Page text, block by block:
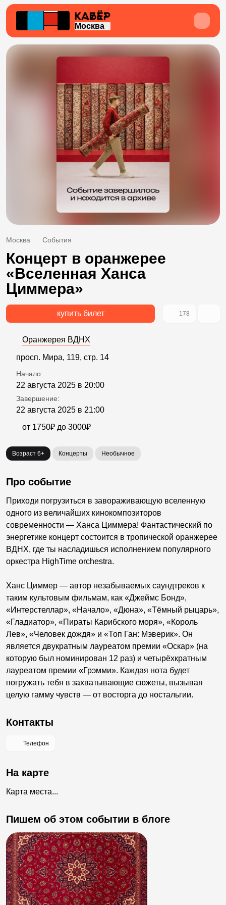
Москва
Москва События
Концерт в оранжерее
«Вселенная Ханса
Циммера»
купить билет 178
Оранжерея ВДНХ
просп. Мира, 119, стр. 14
Начало:
22 августа 2025 в 20:00
Завершение:
22 августа 2025 в 21:00
от 1750₽ до 3000₽
Возраст 6+ Концерты Необычное
Про событие
Приходи погрузиться в завораживающую вселенную
одного из величайших кинокомпозиторов
современности — Ханса Циммера! Фантастический по
энергетике концерт состоится в тропической оранжерее
ВДНХ, где ты насладишься исполнением популярного
оркестра HighTime orchestra.
Ханс Циммер — автор незабываемых саундтреков к
таким культовым фильмам, как «Джеймс Бонд»,
«Интерстеллар», «Начало», «Дюна», «Тёмный рыцарь»,
«Гладиатор», «Пираты Карибского моря», «Король
Лев», «Человек дождя» и «Топ Ган: Мэверик». Он
является двукратным лауреатом премии «Оскар» (на
которую был номинирован 12 раз) и четырёхкратным
лауреатом премии «Грэмми». Каждая нота будет
погружать тебя в захватывающие сюжеты, вызывая
целую гамму чувств — от восторга до ностальгии.
Контакты
Телефон
На карте
Карта места...
Пишем об этом событии в блоге